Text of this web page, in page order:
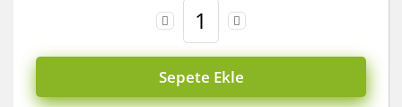
Sepete Ekle